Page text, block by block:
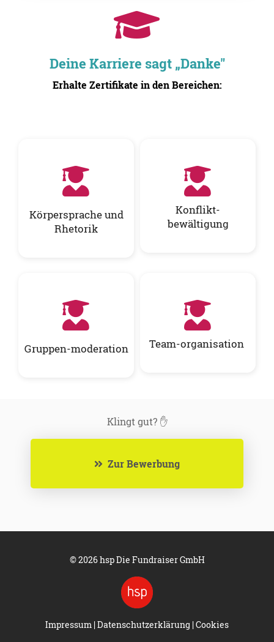
Deine Karriere sagt „Danke"
Erhalte Zertifikate in den Bereichen:
Körpersprache und
Rhetorik
Konflikt-
bewältigung
Gruppen-moderation Team-organisation
Klingt gut? ✋
Zur Bewerbung
© 2026 hsp Die Fundraiser GmbH
Impressum | Datenschutzerklärung | Cookies